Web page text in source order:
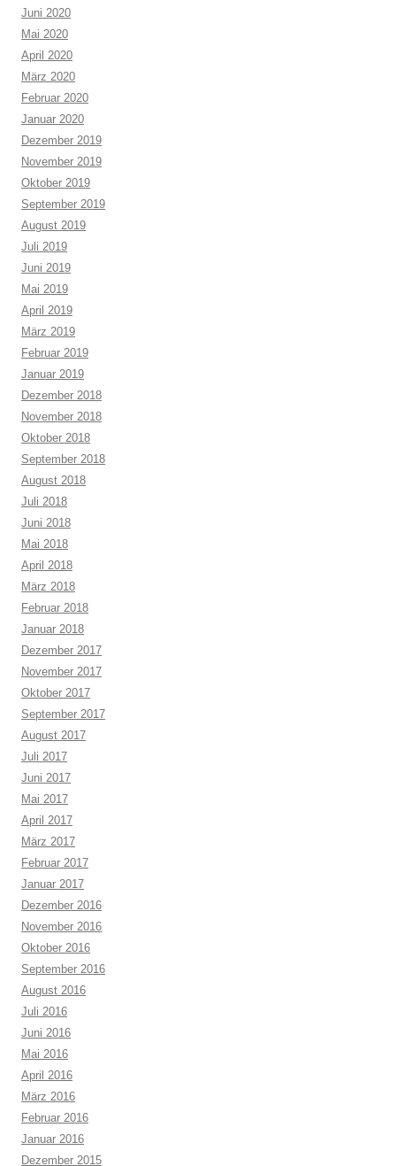
Juni 2020
Mai 2020
April 2020
März 2020
Februar 2020
Januar 2020
Dezember 2019
November 2019
Oktober 2019
September 2019
August 2019
Juli 2019
Juni 2019
Mai 2019
April 2019
März 2019
Februar 2019
Januar 2019
Dezember 2018
November 2018
Oktober 2018
September 2018
August 2018
Juli 2018
Juni 2018
Mai 2018
April 2018
März 2018
Februar 2018
Januar 2018
Dezember 2017
November 2017
Oktober 2017
September 2017
August 2017
Juli 2017
Juni 2017
Mai 2017
April 2017
März 2017
Februar 2017
Januar 2017
Dezember 2016
November 2016
Oktober 2016
September 2016
August 2016
Juli 2016
Juni 2016
Mai 2016
April 2016
März 2016
Februar 2016
Januar 2016
Dezember 2015